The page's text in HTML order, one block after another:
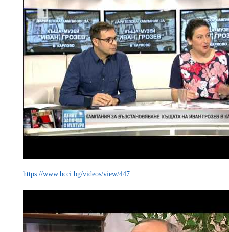
https://www.bcci.bg/videos/view/447